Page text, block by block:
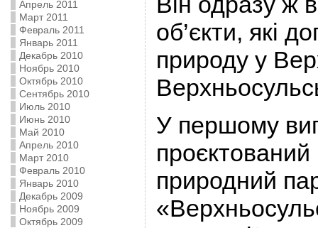
Апрель 2011
Март 2011
Февраль 2011
Январь 2011
Декабрь 2010
Ноябрь 2010
Октябрь 2010
Сентябрь 2010
Июль 2010
Июнь 2010
Май 2010
Апрель 2010
Март 2010
Февраль 2010
Январь 2010
Декабрь 2009
Ноябрь 2009
Октябрь 2009
об’єкти, які
природу у
У першому
природний